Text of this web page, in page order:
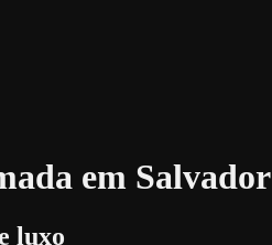
em Salvador
luxo